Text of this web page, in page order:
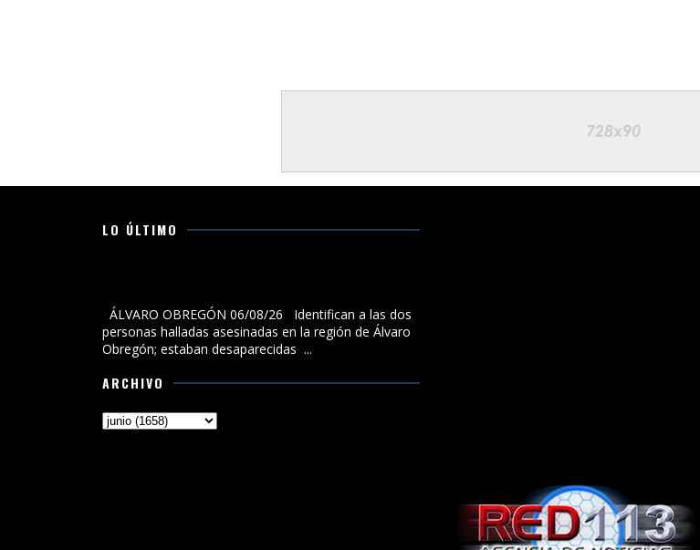
LO ÚLTIMO
ÁLVARO OBREGÓN 06/08/26 Identifican a las dos
personas halladas asesinadas en la región de Álvaro
Obregón; estaban desaparecidas ...
ARCHIVO